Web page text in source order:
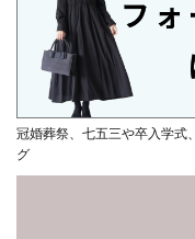
冠婚葬祭、七五三や卒入学式
グ